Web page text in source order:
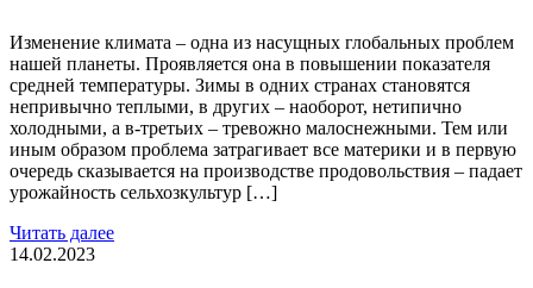
Изменение климата – одна из насущных глобальных проблем
нашей планеты. Проявляется она в повышении показателя
средней температуры. Зимы в одних странах становятся
непривычно теплыми, в других – наоборот, нетипично
холодными, а в-третьих – тревожно малоснежными. Тем или
иным образом проблема затрагивает все материки и в первую
очередь сказывается на производстве продовольствия – падает
урожайность сельхозкультур […]
Читать далее
14.02.2023